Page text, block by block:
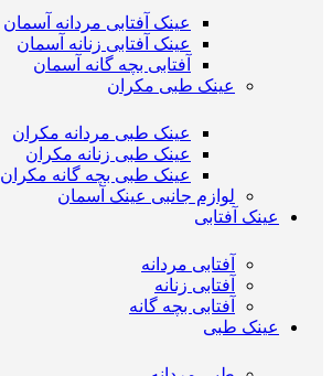
عینک آفتابی مردانه آسمان
عینک آفتابی زنانه آسمان
آفتابی بچه گانه آسمان
عینک طبی مکران
عینک طبی مردانه مکران
عینک طبی زنانه مکران
عینک طبی بچه گانه مکران
لوازم جانبی عینک آسمان
عینک آفتابی
آفتابی مردانه
آفتابی زنانه
آفتابی بچه گانه
عینک طبی